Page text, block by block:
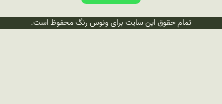
تمام حقوق این سایت برای ونوس رنگ محفوظ است.